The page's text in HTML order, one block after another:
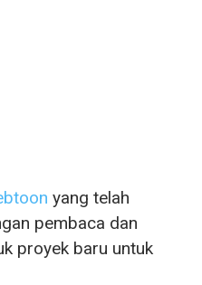
yang telah
pembaca dan
proyek baru untuk